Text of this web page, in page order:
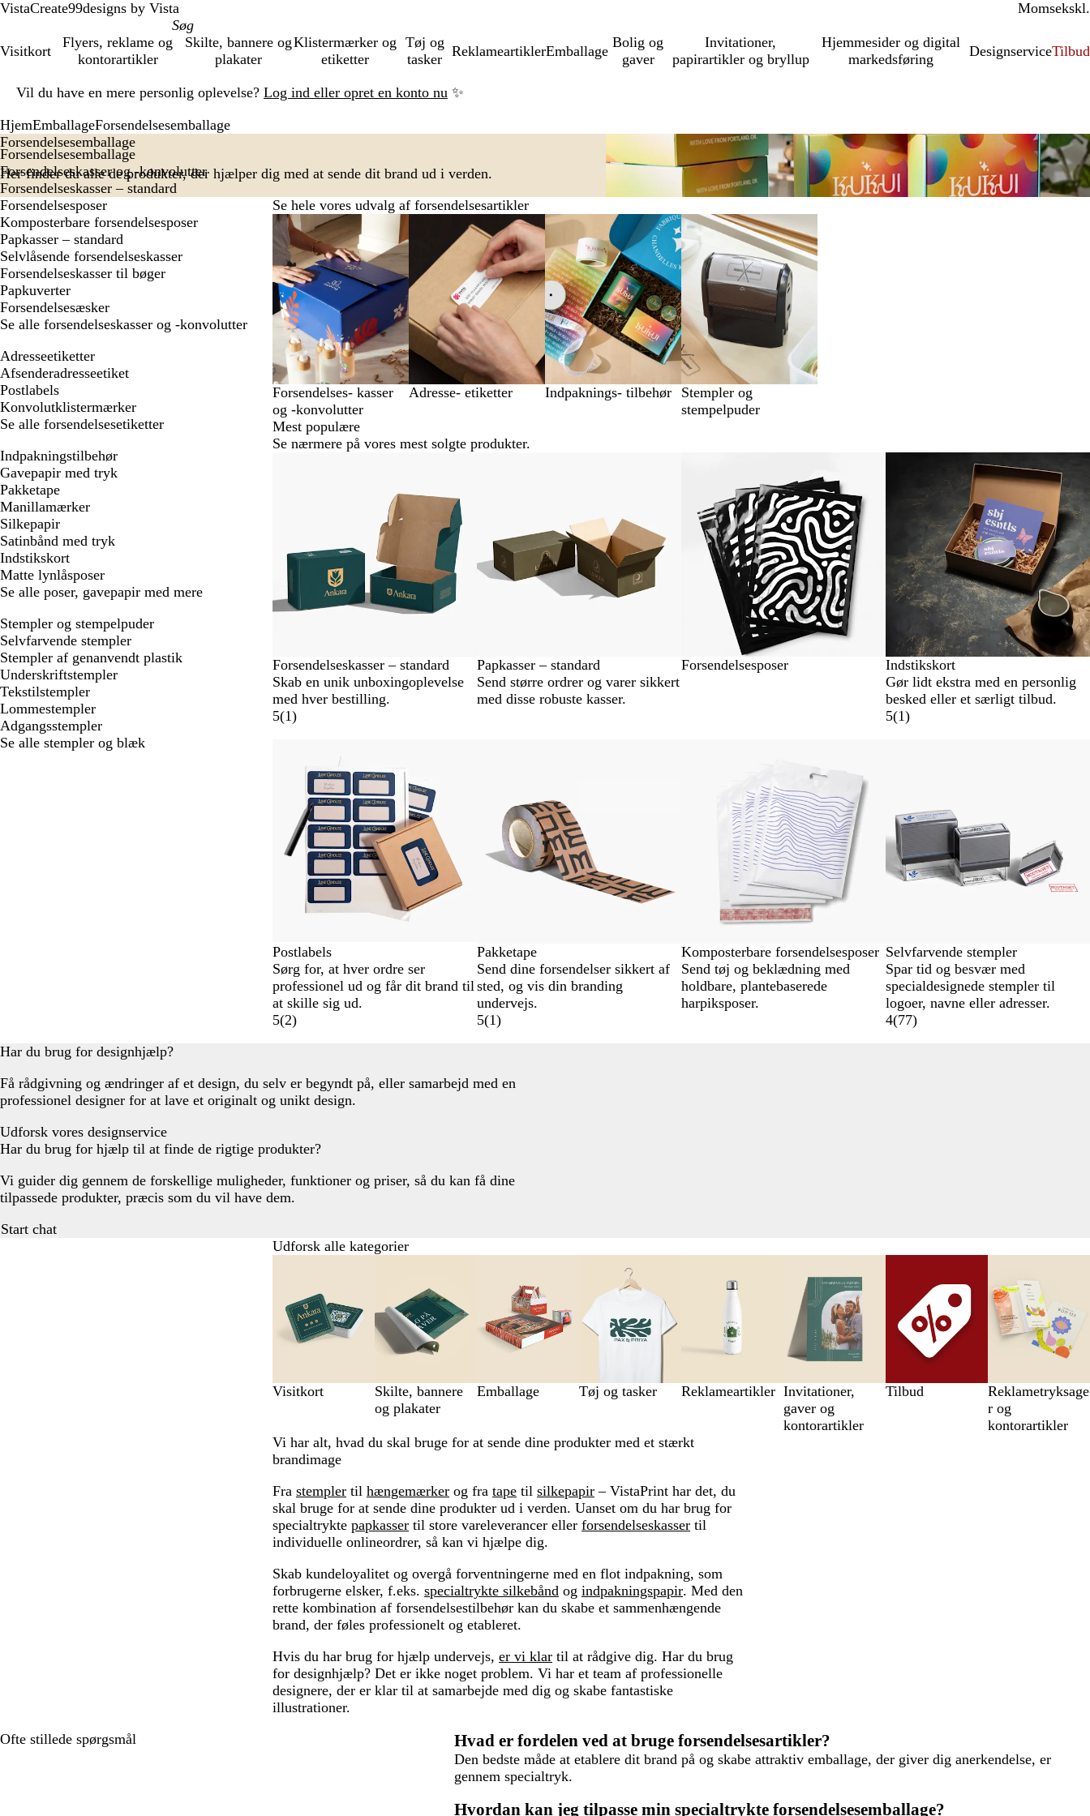
VistaCreate99designs by Vista Momsinkl.
ekskl.
Visitkort
Flyers, reklame og
kontorartikler
Skilte, bannere og
plakater
Klistermærker og
etiketter
Tøj og
tasker
ReklameartiklerEmballage
Bolig og
gaver
Invitationer,
papirartikler og bryllup
Hjemmesider og digital
markedsføring
DesignserviceTilbud
Vil du have en mere personlig oplevelse? Log ind eller opret en konto nu ✨
1
HjemEmballageForsendelsesemballage
Forsendelsesemballage
Forsendelseskasser og -konvolutter
Forsendelseskasser – standard
Forsendelsesposer
Komposterbare forsendelsesposer
Papkasser – standard
Selvlåsende forsendelseskasser
Forsendelseskasser til bøger
Papkuverter
Forsendelsesæsker
Se alle forsendelseskasser og -konvolutter
Adresseetiketter
Afsenderadresseetiket
Postlabels
Konvolutklistermærker
Se alle forsendelsesetiketter
Indpakningstilbehør
Gavepapir med tryk
Pakketape
Manillamærker
Silkepapir
Satinbånd med tryk
Indstikskort
Matte lynlåsposer
Se alle poser, gavepapir med mere
Stempler og stempelpuder
Selvfarvende stempler
Stempler af genanvendt plastik
Underskriftstempler
Tekstilstempler
Lommestempler
Adgangsstempler
Se alle stempler og blæk
Forsendelsesemballage
Her finder du alle de produkter, der hjælper dig med at sende dit brand ud i verden.
Se hele vores udvalg af forsendelsesartikler
Forsendelses- kasser
og -konvolutter
Adresse- etiketter Indpaknings- tilbehør
Stempler og
stempelpuder
Mest populære
Se nærmere på vores mest solgte produkter.
Forsendelseskasser – standard
Skab en unik unboxingoplevelse
med hver bestilling.
5(1)
Papkasser – standard
Send større ordrer og varer sikkert
med disse robuste kasser.
Forsendelsesposer
Indstikskort
Gør lidt ekstra med en personlig
besked eller et særligt tilbud.
5(1)
Postlabels
Sørg for, at hver ordre ser
professionel ud og får dit brand til
at skille sig ud.
5(2)
Pakketape
Send dine forsendelser sikkert af
sted, og vis din branding
undervejs.
5(1)
Komposterbare forsendelsesposer
Send tøj og beklædning med
holdbare, plantebaserede
harpiksposer.
Selvfarvende stempler
Spar tid og besvær med
specialdesignede stempler til
logoer, navne eller adresser.
4(77)
Har du brug for designhjælp?
Få rådgivning og ændringer af et design, du selv er begyndt på, eller samarbejd med en
professionel designer for at lave et originalt og unikt design.
Udforsk vores designservice
Har du brug for hjælp til at finde de rigtige produkter?
Vi guider dig gennem de forskellige muligheder, funktioner og priser, så du kan få dine
tilpassede produkter, præcis som du vil have dem.
Start chat
Udforsk alle kategorier
Visitkort
Skilte, bannere
og plakater
Emballage Tøj og tasker Reklameartikler Invitationer,
gaver og
kontorartikler
Tilbud
Reklametryksage
r og
kontorartikler
Vi har alt, hvad du skal bruge for at sende dine produkter med et stærkt
brandimage
Fra stempler til hængemærker og fra tape til silkepapir – VistaPrint har det, du
skal bruge for at sende dine produkter ud i verden. Uanset om du har brug for
specialtrykte papkasser til store vareleverancer eller forsendelseskasser til
individuelle onlineordrer, så kan vi hjælpe dig.
Skab kundeloyalitet og overgå forventningerne med en flot indpakning, som
forbrugerne elsker, f.eks. specialtrykte silkebånd og indpakningspapir. Med den
rette kombination af forsendelsestilbehør kan du skabe et sammenhængende
brand, der føles professionelt og etableret.
Hvis du har brug for hjælp undervejs, er vi klar til at rådgive dig. Har du brug
for designhjælp? Det er ikke noget problem. Vi har et team af professionelle
designere, der er klar til at samarbejde med dig og skabe fantastiske
illustrationer.
Ofte stillede spørgsmål
Hvad er fordelen ved at bruge forsendelsesartikler?
Den bedste måde at etablere dit brand på og skabe attraktiv emballage, der giver dig anerkendelse, er
gennem specialtryk.
Hvordan kan jeg tilpasse min specialtrykte forsendelsesemballage?